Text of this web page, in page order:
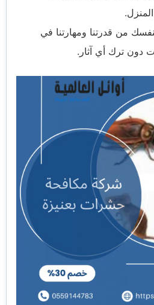
من قدرتنا ومهارتنا في
دون ترك أي آثار.